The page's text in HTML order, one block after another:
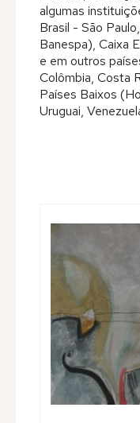
algumas
Brasil - São
Banespa), Caixa
e em outros
Colômbia, Costa
Países Baixos
Uruguai,